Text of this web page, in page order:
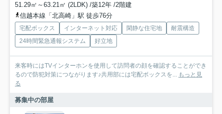
51.29㎡～63.21㎡ (2LDK) /築12年 /2階建
信越本線「北高崎」駅 徒歩76分
宅配ボックス インターネット対応 閑静な住宅地
耐震構造
24時間緊急通報システム
好立地
来客時にはTVインターホンを使用して訪問者の顔を確認することができ
るので防犯対策につながります♪共用部には宅配ボックスを... もっと見
る
募集中の部屋